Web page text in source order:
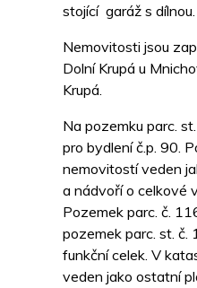
stojící garáž s dílnou.
Nemovitosti jsou
Dolní Krupá u
Krupá.
Na pozemku parc.
pro bydlení č.p. 90.
nemovitostí veden
a nádvoří o celkové
Pozemek parc. č.
pozemek parc. st. č.
funkční celek. V
veden jako ostatní